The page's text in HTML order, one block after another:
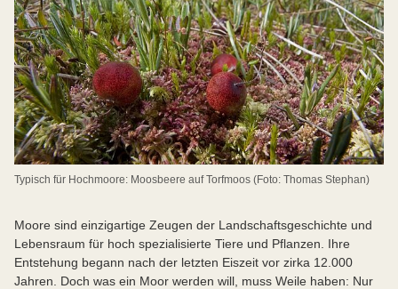
Typisch für Hochmoore: Moosbeere auf Torfmoos (Foto: Thomas Stephan)
Moore sind einzigartige Zeugen der Landschaftsgeschichte und
Lebensraum für hoch spezialisierte Tiere und Pflanzen. Ihre
Entstehung begann nach der letzten Eiszeit vor zirka 12.000
Jahren. Doch was ein Moor werden will, muss Weile haben: Nur